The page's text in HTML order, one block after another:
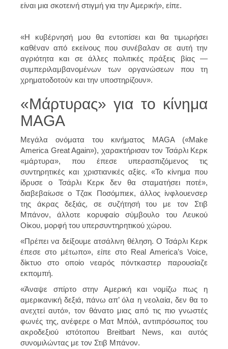
είναι μια σκοτεινή στιγμή για την Αμερική», είπε.
«Η κυβέρνησή μου θα εντοπίσει και θα τιμωρήσει
καθέναν από εκείνους που συνέβαλαν σε αυτή την
αγριότητα και σε άλλες πολιτικές πράξεις βίας —
συμπεριλαμβανομένων των οργανώσεων που τη
χρηματοδοτούν και την υποστηρίζουν».
«Μάρτυρας» για το κίνημα
MAGA
Μεγάλα ονόματα του κινήματος MAGA («Make
America Great Again»), χαρακτήρισαν τον Τσάρλι Κερκ
«μάρτυρα», που έπεσε υπερασπιζόμενος τις
συντηρητικές και χριστιανικές αξίες. «Το κίνημα που
ίδρυσε ο Τσάρλι Κερκ δεν θα σταματήσει ποτέ»,
διαβεβαίωσε ο Τζακ Ποσόμπιεκ, άλλος ίνφλουενσερ
της άκρας δεξιάς, σε συζήτησή του με τον Στιβ
Μπάνον, άλλοτε κορυφαίο σύμβουλο του Λευκού
Οίκου, μορφή του υπερσυντηρητικού χώρου.
«Πρέπει να δείξουμε ατσάλινη θέληση. Ο Τσάρλι Κερκ
έπεσε στο μέτωπο», είπε στο Real America’s Voice,
δίκτυο στο οποίο νεαρός πόντκαστερ παρουσίαζε
εκπομπή.
«Άναψε σπίρτο στην Αμερική και νομίζω πως η
αμερικανική δεξιά, πάνω απ’ όλα η νεολαία, δεν θα το
ανεχτεί αυτό», τον θάνατο μιας από τις πιο γνωστές
φωνές της, ανέφερε ο Ματ Μπόιλ, αντιπρόσωπος του
ακροδεξιού ιστότοπου Breitbart News, και αυτός
συνομιλώντας με τον Στιβ Μπάνον.